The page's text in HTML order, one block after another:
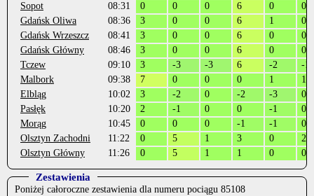
Sopot
08:31 0 0 0 6 0
0
Gdańsk Oliwa
08:36 3 0 0 6 1
0
Gdańsk Wrzeszcz
08:41 3 0 0 6 0
0
Gdańsk Główny
08:46 3 0 0 6 0
0
Tczew
09:10 3 -3 -3 6 -2
-1
Malbork
09:38 7 0 0 0 1
1
Elbląg
10:02 3 -2 0 -2 -3
0
Pasłęk
10:20 2 -1 0 0 -1
0
Morąg
10:45 0 0 0 -1 -1
0
Olsztyn Zachodni
11:22 0 5 1 3 0
2
Olsztyn Główny
11:26 0 5 1 1 0 0
Zestawienia
Poniżej całoroczne zestawienia dla numeru pociągu 85108